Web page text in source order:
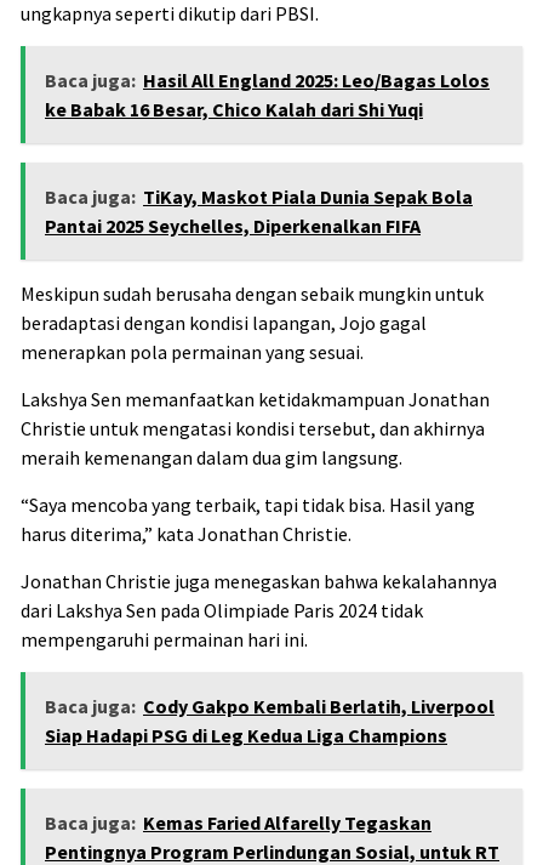
ungkapnya seperti dikutip dari PBSI.
Baca juga: Hasil All England 2025: Leo/Bagas Lolos
ke Babak 16 Besar, Chico Kalah dari Shi Yuqi
Baca juga: TiKay, Maskot Piala Dunia Sepak Bola
Pantai 2025 Seychelles, Diperkenalkan FIFA
Meskipun sudah berusaha dengan sebaik mungkin untuk
beradaptasi dengan kondisi lapangan, Jojo gagal
menerapkan pola permainan yang sesuai.
Lakshya Sen memanfaatkan ketidakmampuan Jonathan
Christie untuk mengatasi kondisi tersebut, dan akhirnya
meraih kemenangan dalam dua gim langsung.
“Saya mencoba yang terbaik, tapi tidak bisa. Hasil yang
harus diterima,” kata Jonathan Christie.
Jonathan Christie juga menegaskan bahwa kekalahannya
dari Lakshya Sen pada Olimpiade Paris 2024 tidak
mempengaruhi permainan hari ini.
Baca juga: Cody Gakpo Kembali Berlatih, Liverpool
Siap Hadapi PSG di Leg Kedua Liga Champions
Baca juga: Kemas Faried Alfarelly Tegaskan
Pentingnya Program Perlindungan Sosial, untuk RT